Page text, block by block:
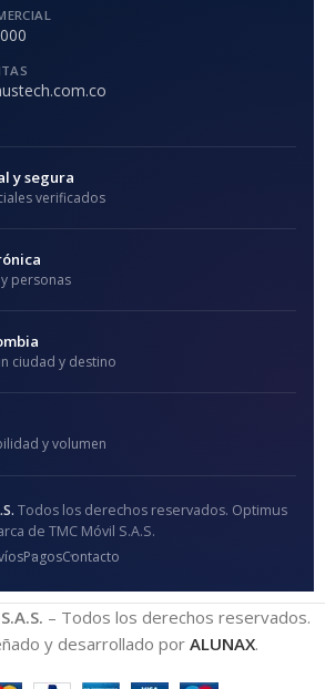
y segura
verificados
personas
ciudad y destino
y volumen
Todos los derechos reservados. Optimus
de TMC Móvil S.A.S.
PagosContacto
– Todos los derechos reservados.
y desarrollado por ALUNAX.